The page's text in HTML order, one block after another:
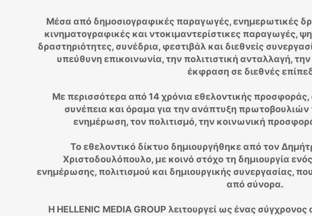
Μέσα από δημοσιογραφικές παραγωγές, ενημερωτικές
κινηματογραφικές και ντοκιμαντερίστικες παραγωγές,
δραστηριότητες, συνέδρια, φεστιβάλ και διεθνείς
υπεύθυνη επικοινωνία, την πολιτιστική ανταλλαγή,
έκφραση σε διεθνές
Με περισσότερα από 14 χρόνια εθελοντικής προσφοράς,
συνέπεια και όραμα για την ανάπτυξη
ενημέρωση, τον πολιτισμό, την κοινωνική
Το εθελοντικό δίκτυο δημιουργήθηκε από τον
Χριστοδουλόπουλο, με κοινό στόχο τη δημιουργία
ενημέρωσης, πολιτισμού και δημιουργικής συνεργασίας,
από σύνορα.
Η HELLENIC MEDIA GROUP λειτουργεί ως ένας